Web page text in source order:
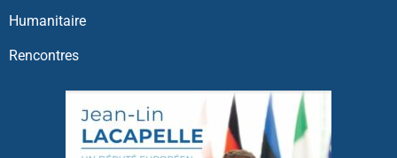
Humanitaire
Rencontres